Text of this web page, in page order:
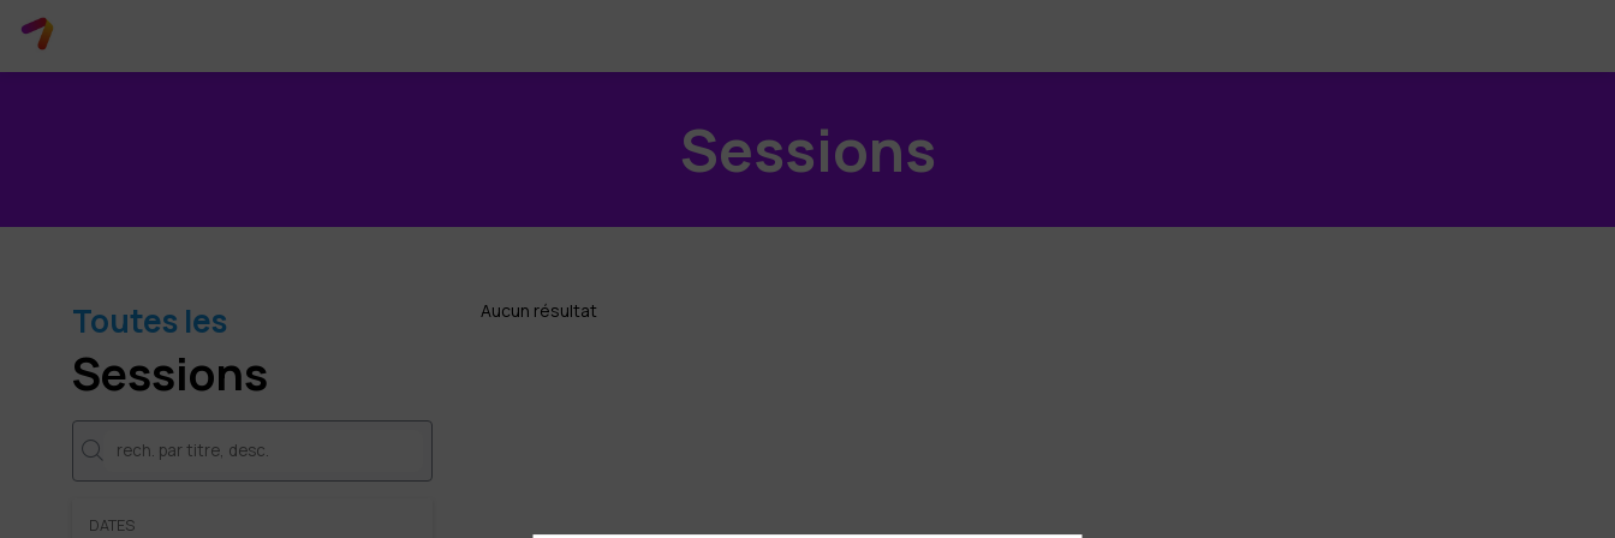
Sessions
Toutes les
Sessions
DATES
Aucun résultat